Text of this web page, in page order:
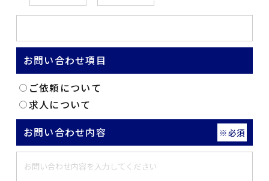
お問い合わせ項目
ご依頼について
求人について
お問い合わせ内容
※必須